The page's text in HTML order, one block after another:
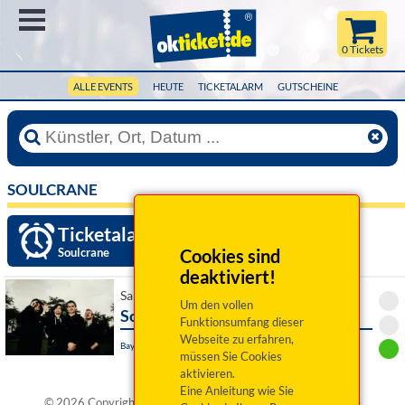
ALLE EVENTS HEUTE TICKETALARM GUTSCHEINE
0 Tickets
Cookies sind
deaktiviert!
Um den vollen
Funktionsumfang dieser
Webseite zu erfahren,
müssen Sie Cookies
aktivieren.
Eine Anleitung wie Sie
SOULCRANE
Ticketalarm einrichten »
Soulcrane
Sa 26. September 2026 20:00 Uhr
Soulcrane & Laurent Derache
Bayreuth, Bechersaal